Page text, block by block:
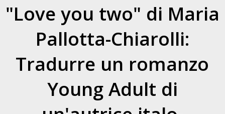
"Love you two" di Maria
Pallotta-Chiarolli:
Tradurre un romanzo
Young Adult di